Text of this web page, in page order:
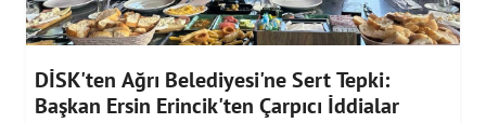
DİSK'ten Ağrı Belediyesi'ne Sert Tepki:
Başkan Ersin Erincik'ten Çarpıcı İddialar